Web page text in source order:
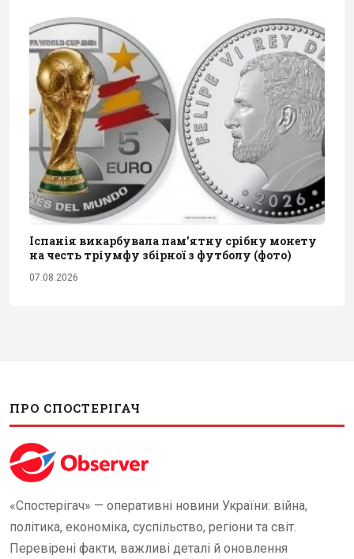
Іспанія викарбувала пам'ятну срібну монету
на честь тріумфу збірної з футболу (фото)
07.08.2026
ПРО СПОСТЕРІГАЧ
«Спостерігач» — оперативні новини України: війна,
політика, економіка, суспільство, регіони та світ.
Перевірені факти, важливі деталі й оновлення